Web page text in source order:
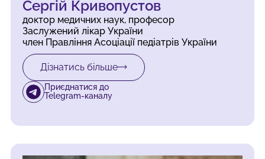
Сергій Кривопустов
доктор медичних наук, професор
Заслужений лікар України
член Правління Асоціації педіатрів України
Дізнатись більше
Приєднатися до
Telegram-каналу